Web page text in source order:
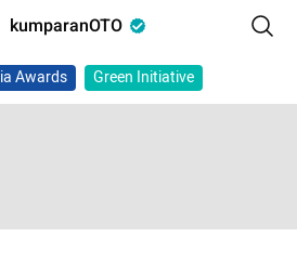
kumparanOTO
Awards Green Initiative